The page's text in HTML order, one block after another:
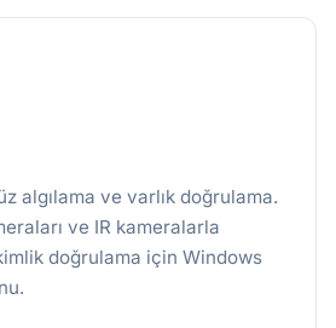
algılama ve varlık doğrulama.
ve IR kameralarla
doğrulama için Windows